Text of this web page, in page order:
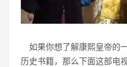
如果你想了解康熙皇帝的
历史书籍，那么下面这部电